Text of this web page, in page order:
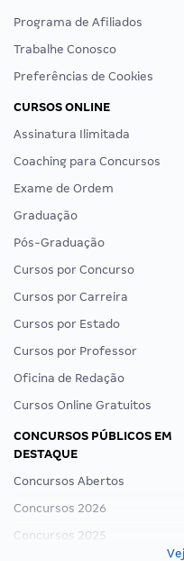
Programa de Afiliados
Trabalhe Conosco
Preferências de Cookies
CURSOS ONLINE
Assinatura Ilimitada
Coaching para Concursos
Exame de Ordem
Graduação
Pós-Graduação
Cursos por Concurso
Cursos por Carreira
Cursos por Estado
Cursos por Professor
Oficina de Redação
Cursos Online Gratuitos
CONCURSOS PÚBLICOS EM
DESTAQUE
Concursos Abertos
Concursos 2026
Concursos 2025